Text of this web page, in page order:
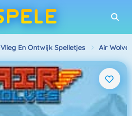
Vlieg En Ontwijk Spelletjes Air Wolves